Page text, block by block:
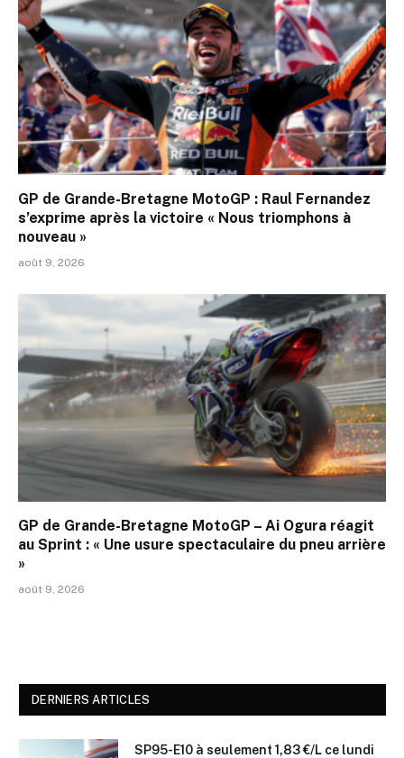
GP de Grande-Bretagne MotoGP : Raul Fernandez
s’exprime après la victoire « Nous triomphons à
nouveau »
août 9, 2026
GP de Grande-Bretagne MotoGP – Ai Ogura réagit
au Sprint : « Une usure spectaculaire du pneu arrière
»
août 9, 2026
DERNIERS ARTICLES
SP95-E10 à seulement 1,83 €/L ce lundi